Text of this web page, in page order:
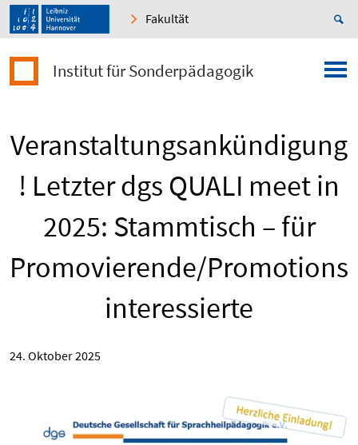
Fakultät
Institut für Sonderpädagogik
Veranstaltungsankündigung
! Letzter dgs QUALI meet in
2025: Stammtisch – für
Promovierende/Promotions
interessierte
24. Oktober 2025